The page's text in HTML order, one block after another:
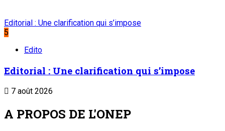
Editorial : Une clarification qui s’impose
5
Edito
Editorial : Une clarification qui s’impose
7 août 2026
A PROPOS DE L'ONEP